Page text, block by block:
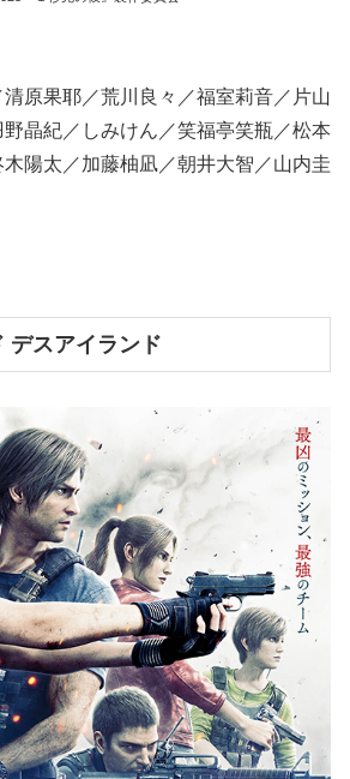
原果耶／荒川良々／福室莉音／片山
晶紀／しみけん／笑福亭笑瓶／松本
陽太／加藤柚凪／朝井大智／山内圭
デスアイランド